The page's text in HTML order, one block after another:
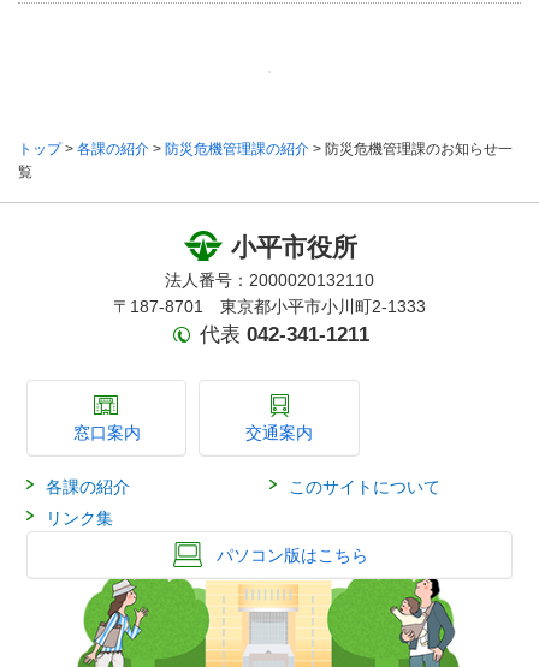
トップ> 各課の紹介 > 防災危機管理課の紹介 > 防災危機管理課のお知らせ一
覧
小平市役所
法人番号：2000020132110
〒187-8701 東京都小平市小川町2-1333
代表 042-341-1211
窓口案内 交通案内
各課の紹介
このサイトについて
リンク集
パソコン版はこちら